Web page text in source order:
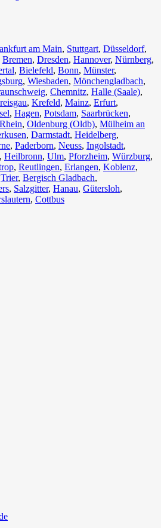
am Main, Stuttgart, Düsseldorf,
Bremen, Dresden, Hannover, Nürnberg,
, Bielefeld⁠, Bonn⁠, Münster⁠,
, Wiesbaden⁠, Mönchengladbach⁠,
, Chemnitz⁠, Halle (Saale)⁠,
⁠, Krefeld⁠, Mainz⁠, Erfurt,
, Hagen, Potsdam, Saarbrücken⁠,
⁠, Oldenburg (Oldb), Mülheim an
, Darmstadt⁠, Heidelberg,
, Paderborn, Neuss, Ingolstadt,
, Heilbronn, Ulm⁠, Pforzheim, Würzburg,
, Reutlingen, Erlangen⁠, Koblenz,
Trier⁠, Bergisch Gladbach,
, Salzgitter⁠, Hanau, Gütersloh,
, Cottbus⁠